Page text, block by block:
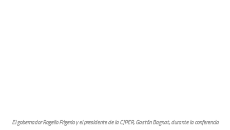
El gobernador Rogelio Frigerio y el presidente de la CJPER, Gastón Bagnat, durante la conferencia